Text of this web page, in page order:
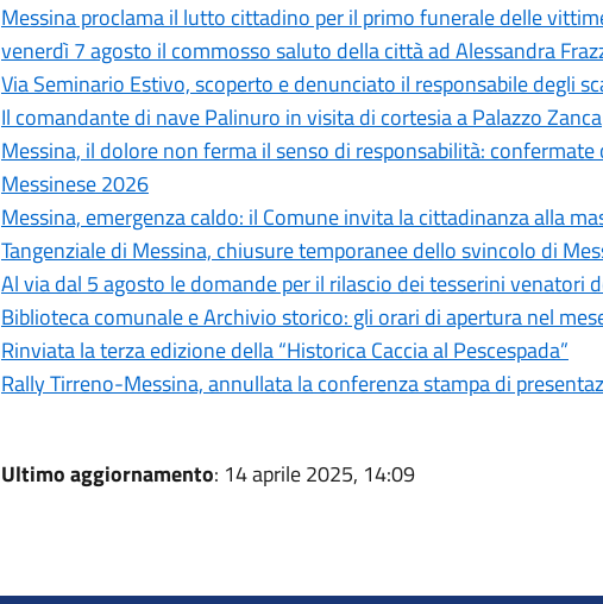
Messina proclama il lutto cittadino per il primo funerale delle
venerdì 7 agosto il commosso saluto della città ad Alessandra
Via Seminario Estivo, scoperto e denunciato il responsabile degli
Il comandante di nave Palinuro in visita di cortesia a Palazzo Zanca
Messina, il dolore non ferma il senso di responsabilità:
Messinese 2026
Messina, emergenza caldo: il Comune invita la cittadinanza alla
Tangenziale di Messina, chiusure temporanee dello svincolo di
Al via dal 5 agosto le domande per il rilascio dei tesserini venatori
Biblioteca comunale e Archivio storico: gli orari di apertura nel
Rinviata la terza edizione della “Historica Caccia al Pescespada”
Rally Tirreno-Messina, annullata la conferenza stampa di
Ultimo aggiornamento: 14 aprile 2025, 14:09